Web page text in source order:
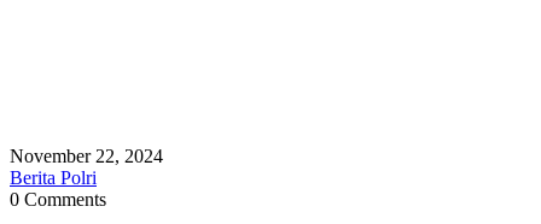
November 22, 2024
Berita Polri
0 Comments